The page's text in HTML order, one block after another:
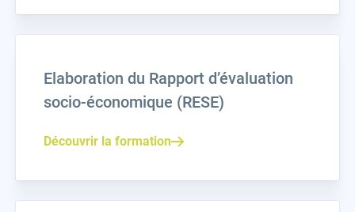
Elaboration du Rapport d’évaluation
socio-économique (RESE)
Découvrir la formation